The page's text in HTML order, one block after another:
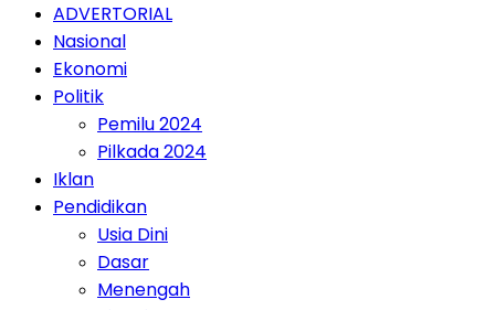
ADVERTORIAL
Nasional
Ekonomi
Politik
Pemilu 2024
Pilkada 2024
Iklan
Pendidikan
Usia Dini
Dasar
Menengah